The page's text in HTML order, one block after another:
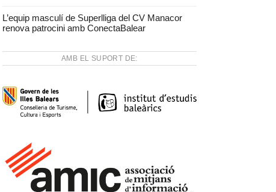
L’equip masculí de Superlliga del CV Manacor
renova patrocini amb ConectaBalear
AMB EL SUPORT DE: